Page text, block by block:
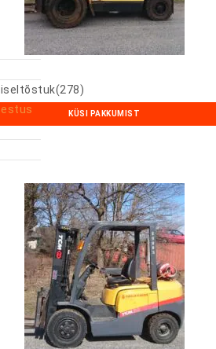
KÜSI PAKKUMIST